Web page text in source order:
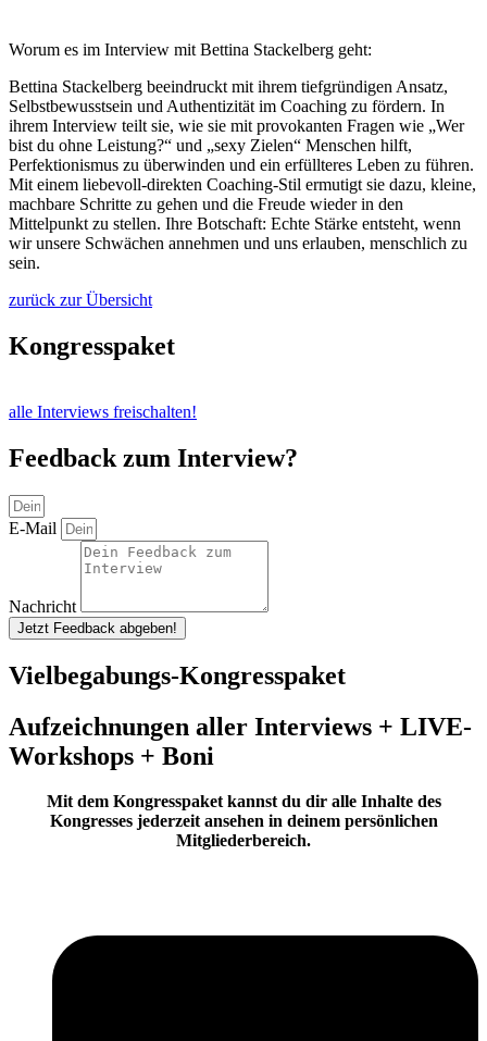
Worum es im Interview mit Bettina Stackelberg geht:
Bettina Stackelberg beeindruckt mit ihrem tiefgründigen Ansatz,
Selbstbewusstsein und Authentizität im Coaching zu fördern. In
ihrem Interview teilt sie, wie sie mit provokanten Fragen wie „Wer
bist du ohne Leistung?“ und „sexy Zielen“ Menschen hilft,
Perfektionismus zu überwinden und ein erfüllteres Leben zu führen.
Mit einem liebevoll-direkten Coaching-Stil ermutigt sie dazu, kleine,
machbare Schritte zu gehen und die Freude wieder in den
Mittelpunkt zu stellen. Ihre Botschaft: Echte Stärke entsteht, wenn
wir unsere Schwächen annehmen und uns erlauben, menschlich zu
sein.
zurück zur Übersicht
Kongresspaket
alle Interviews freischalten!
Feedback zum Interview?
E-Mail
Nachricht
Jetzt Feedback abgeben!
Vielbegabungs-Kongresspaket
Aufzeichnungen aller Interviews + LIVE-
Workshops + Boni
Mit dem Kongresspaket kannst du dir alle Inhalte des
Kongresses jederzeit ansehen in deinem persönlichen
Mitgliederbereich.